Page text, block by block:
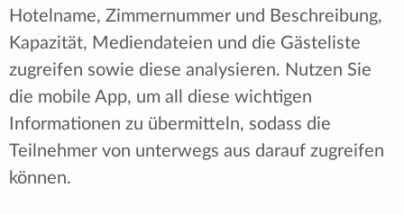
Hotelname, Zimmernummer und Beschreibung,
Kapazität, Mediendateien und die Gästeliste
zugreifen sowie diese analysieren. Nutzen Sie
die mobile App, um all diese wichtigen
Informationen zu übermitteln, sodass die
Teilnehmer von unterwegs aus darauf zugreifen
können.